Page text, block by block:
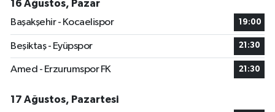
16 Ağustos, Pazar
Başakşehir - Kocaelispor
19:00
Beşiktaş - Eyüpspor 21:30
Amed - Erzurumspor FK 21:30
17 Ağustos, Pazartesi